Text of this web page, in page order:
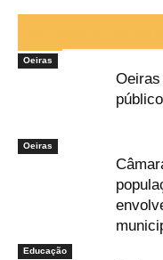
Oeiras
Oeiras
Educação